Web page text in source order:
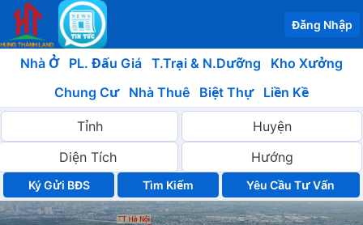
Đăng Nhập
Nhà Ở PL. Đấu Giá T.Trại & N.Dưỡng
Kho Xưởng
Chung Cư
Nhà Thuê Biệt Thự Liền Kề
Ký Gửi BĐS Yêu Cầu Tư Vấn